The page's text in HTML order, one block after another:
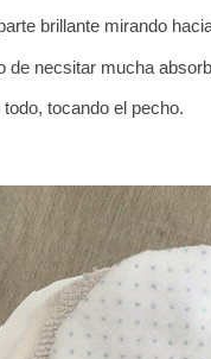
brillante mirando
de necsitar mucha
tocando el pecho.